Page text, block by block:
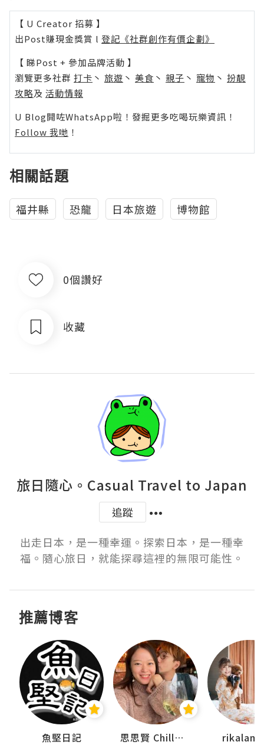
【 U Creator 招募 】
出Post賺現金獎賞 l 登記《社群創作有價企劃》
【 睇Post + 參加品牌活動 】
瀏覽更多社群 打卡 丶 旅遊 丶 美食 丶 親子 丶 寵物 丶 扮靚
攻略及 活動情報
U Blog開咗WhatsApp啦！發掘更多吃喝玩樂資訊！
Follow 我哋 ！
相關話題
福井縣 恐龍 日本旅遊 博物館
0個讚好
收藏
旅日隨心。Casual Travel to Japan
追蹤
出走日本，是一種幸運。探索日本，是一種幸
福。隨心旅日，就能探尋這裡的無限可能性。
推薦博客
魚堅日記 思思賢 ChillMyBabe